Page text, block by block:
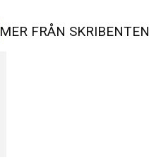
MER FRÅN SKRIBENTEN